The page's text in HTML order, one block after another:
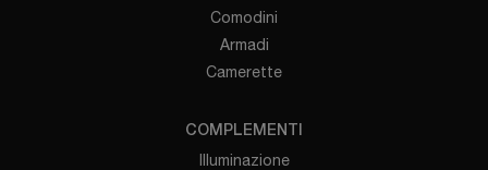
Comodini
Armadi
Camerette
COMPLEMENTI
Illuminazione